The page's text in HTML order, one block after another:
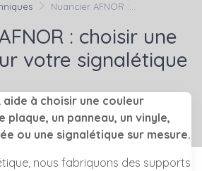
Nuancier AFNOR :...
: choisir une
votre signalétique
aide à choisir une couleur
plaque, un panneau, un vinyle,
ou une signalétique sur mesure.
nous fabriquons des supports